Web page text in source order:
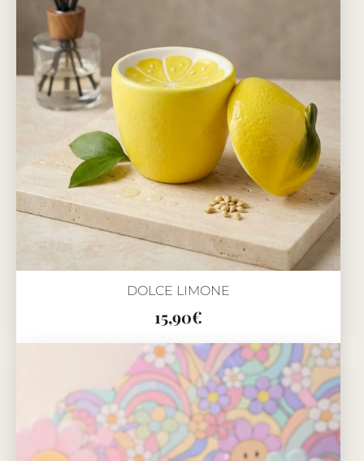
DOLCE LIMONE
15,90€